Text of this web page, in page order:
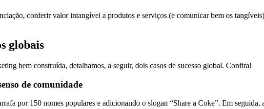
conferir valor intangível a produtos e serviços (e comunicar bem os
globais
bem construída, detalhamos, a seguir, dois casos de sucesso global. Confira!
de comunidade
por 150 nomes populares e adicionando o slogan “Share a Coke”. Em